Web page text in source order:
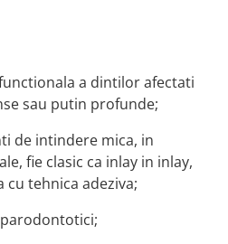
a dintilor afectati
sau putin profunde;
de intindere mica, in
fie clasic ca inlay in inlay,
tehnica adeziva;